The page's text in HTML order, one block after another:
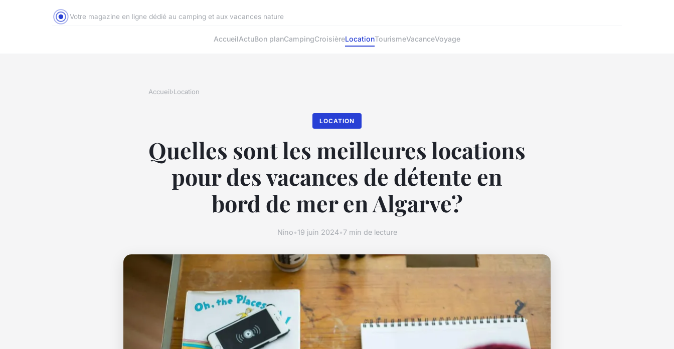
Votre magazine en ligne dédié au camping et aux vacances nature
AccueilActuBon planCampingCroisièreLocationTourismeVacanceVoyage
Accueil›Location
LOCATION
Quelles sont les meilleures locations
pour des vacances de détente en
bord de mer en Algarve?
Nino•19 juin 2024•7 min de lecture